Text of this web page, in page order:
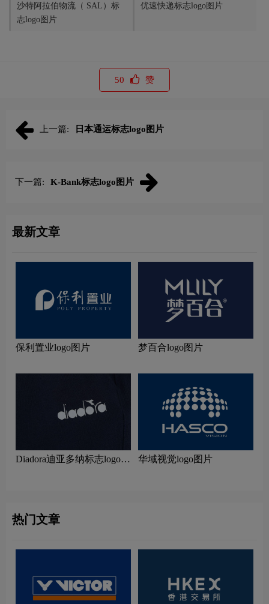
沙特阿拉伯物流（ SAL）标
志logo图片
优速快递标志logo图片
50 赞
上一篇: 日本通运标志logo图片
下一篇: K-Bank标志logo图片
最新文章
保利置业logo图片 梦百合logo图片
Diadora迪亚多纳标志logo图
华域视觉logo图片
热门文章